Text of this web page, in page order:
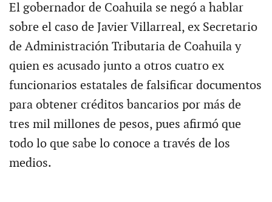
El gobernador de Coahuila se negó a hablar
sobre el caso de Javier Villarreal, ex Secretario
de Administración Tributaria de Coahuila y
quien es acusado junto a otros cuatro ex
funcionarios estatales de falsificar documentos
para obtener créditos bancarios por más de
tres mil millones de pesos, pues afirmó que
todo lo que sabe lo conoce a través de los
medios.